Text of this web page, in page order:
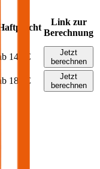
Haftpflicht
Link zur
Berechnung
ab 145 €
Jetzt
berechnen
ab 182 €
Jetzt
berechnen